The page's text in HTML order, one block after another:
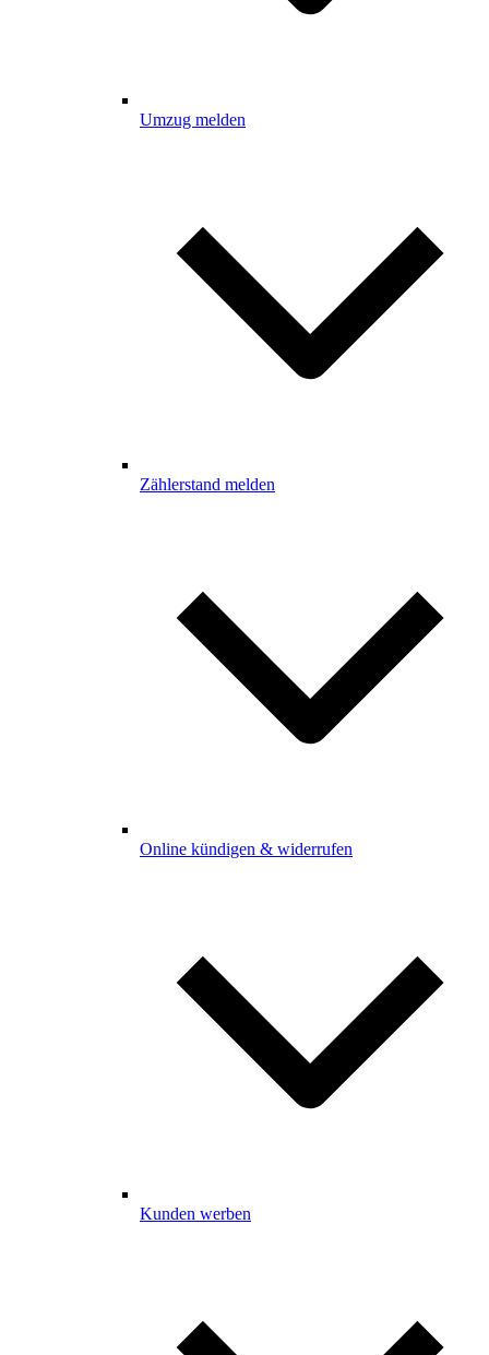
Umzug melden
Zählerstand melden
Online kündigen & widerrufen
Kunden werben